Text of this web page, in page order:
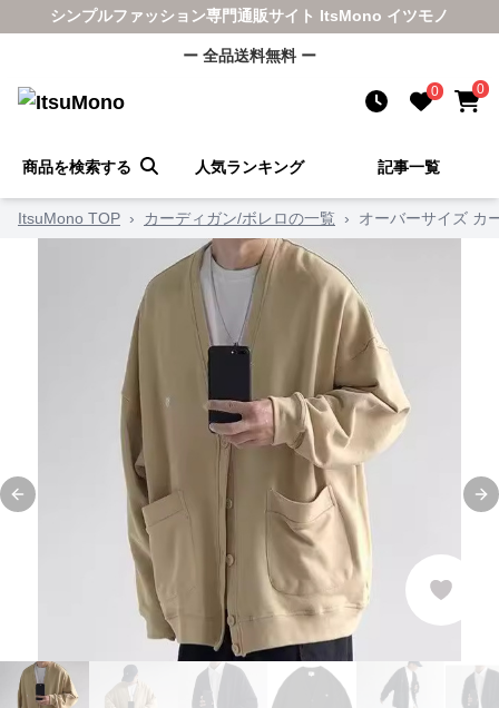
シンプルファッション専門通販サイト ItsMono イツモノ
ー 全品送料無料 ー
0 0
商品を検索する 人気ランキング 記事一覧
ItsuMono TOP › カーディガン/ボレロの一覧 › オーバーサイズ カ
Previous slide